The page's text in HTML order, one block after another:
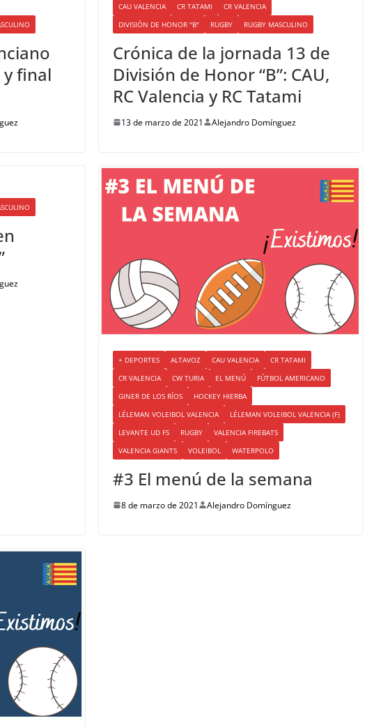
y final
CAU VALENCIA CR TATAMI
CR VALENCIA
DIVISIÓN DE HONOR "B"
RUGBY RUGBY MASCULINO
Crónica de la jornada 13 de
División de Honor “B”: CAU,
RC Valencia y RC Tatami
13 de marzo de 2021 Alejandro Domínguez
+ DEPORTES ALTAVOZ CAU VALENCIA
CR TATAMI
CR VALENCIA
CW TURIA EL MENÚ
FÚTBOL AMERICANO
GINER DE LOS RÍOS
HOCKEY HIERBA
LÉLEMAN VOLEIBOL VALENCIA
LÉLEMAN VOLEIBOL VALENCIA (F)
LEVANTE UD FS
RUGBY
VALENCIA FIREBATS
VALENCIA GIANTS
VOLEIBOL WATERPOLO
#3 El menú de la semana
8 de marzo de 2021 Alejandro Domínguez